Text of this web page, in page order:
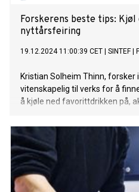
Forskerens beste tips:
nyttårsfeiring
19.12.2024 11:00:39 CET SINTEF|
Kristian Solheim Thinn, forsker
vitenskapelig til verks for å
å kjøle ned favorittdrikken på,